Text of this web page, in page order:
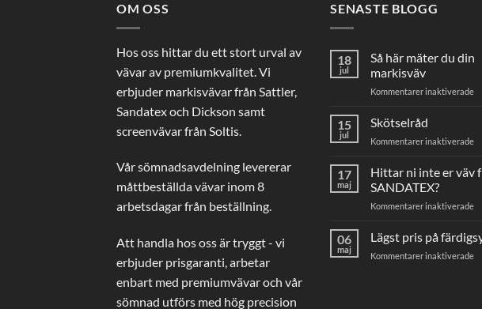
OM OSS
Hos oss hittar du ett stort urval av
vävar av premiumkvalitet. Vi
erbjuder markisvävar från Sattler,
Sandatex och Dickson samt
screenvävar från Soltis.
Vår sömnadsavdelning levererar
måttbeställda vävar inom 8
arbetsdagar från beställning.
Att handla hos oss är tryggt - vi
erbjuder prisgaranti, arbetar
enbart med premiumvävar och vår
sömnad utförs med hög precision
SENASTE BLOGG
18
jul
Så här mäter du din
markisväv
Kommentarer inaktiveradeför
du
15
jul
Skötselråd
Kommentarer inaktiveradeför
17
maj
Hittar ni inte er väv
SANDATEX?
Kommentarer inaktiveradeför
er
06
maj
Lägst pris på
Kommentarer inaktiveradeför